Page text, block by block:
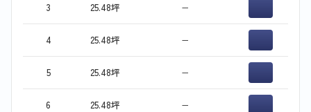
3 25.48坪 −
4 25.48坪 −
5 25.48坪 −
6 25.48坪 −